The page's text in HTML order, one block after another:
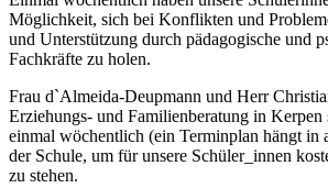
Möglichkeit, sich bei Konflikten und
und Unterstützung durch pädagogische und
Fachkräfte zu holen.
Frau d`Almeida-Deupmann und Herr
Erziehungs- und Familienberatung in Kerpen
einmal wöchentlich (ein Terminplan hängt in
der Schule, um für unsere Schüler_innen
zu stehen.